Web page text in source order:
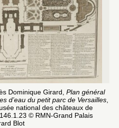
Dominique Girard, Plan général
d’eau du petit parc de Versailles,
national des châteaux de
© RMN-Grand Palais
Blot